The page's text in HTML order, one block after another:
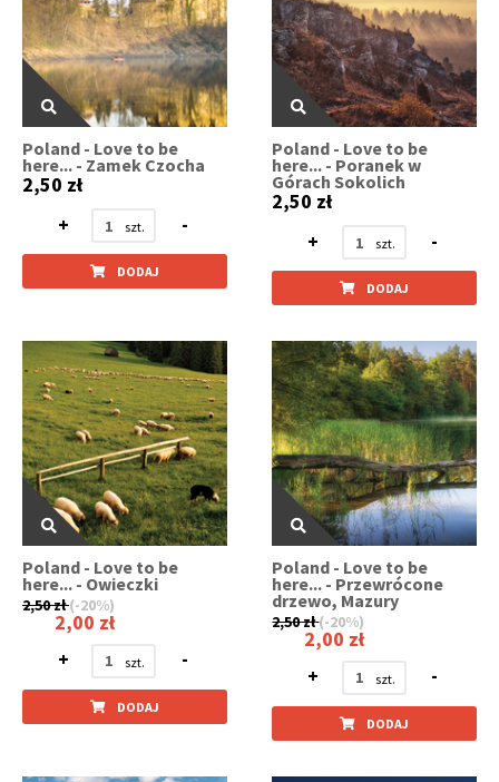
Poland - Love to be
here... - Zamek Czocha
2,50 zł
+
-
DODAJ
Poland - Love to be
here... - Poranek w
Górach Sokolich
2,50 zł
+
-
DODAJ
Poland - Love to be
here... - Owieczki
2,50 zł (-20%)
2,00 zł
+
-
DODAJ
Poland - Love to be
here... - Przewrócone
drzewo, Mazury
2,50 zł(-20%)
2,00 zł
+
-
DODAJ